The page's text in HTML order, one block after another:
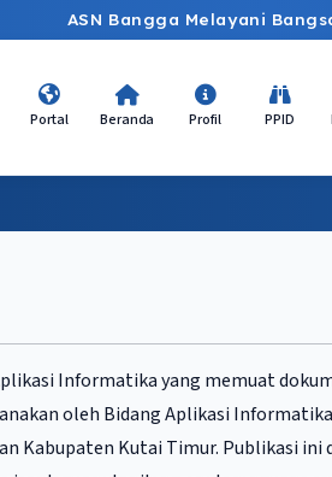
ASN Bangga Melayani
Portal Beranda Profil PPID
Informatika yang memuat
oleh Bidang Aplikasi
Kabupaten Kutai Timur. Publikasi ini